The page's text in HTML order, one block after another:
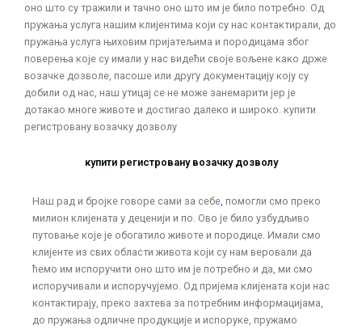
оно што су тражили и тачно оно што им је било потребно. Од
пружања услуга нашим клијентима који су нас контактирали, до
пружања услуга њиховим пријатељима и породицама због
поверења које су имали у нас видећи своје вољене како држе
возачке дозволе, пасоше или другу документацију коју су
добили од нас, наш утицај се не може занемарити јер је
дотакао многе животе и достигао далеко и широко. купити
регистровану возачку дозволу
купити регистровану возачку дозволу
Наш рад и бројке говоре сами за себе, помогли смо преко
милион клијената у деценији и по. Ово је било узбудљиво
путовање које је обогатило животе и породице. Имали смо
клијенте из свих области живота који су нам веровали да
ћемо им испоручити оно што им је потребно и да, ми смо
испоручивали и испоручујемо. Од пријема клијената који нас
контактирају, преко захтева за потребним информацијама,
до пружања одличне продукције и испоруке, пружамо